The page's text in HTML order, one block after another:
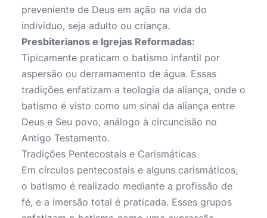
preveniente de Deus em ação na vida do
indivíduo, seja adulto ou criança.
Presbiterianos e Igrejas Reformadas:
Tipicamente praticam o batismo infantil por
aspersão ou derramamento de água. Essas
tradições enfatizam a teologia da aliança, onde o
batismo é visto como um sinal da aliança entre
Deus e Seu povo, análogo à circuncisão no
Antigo Testamento.
Tradições Pentecostais e Carismáticas
Em círculos pentecostais e alguns carismáticos,
o batismo é realizado mediante a profissão de
fé, e a imersão total é praticada. Esses grupos